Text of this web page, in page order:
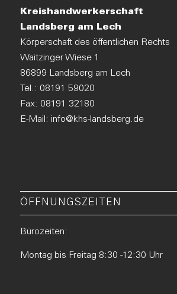
Kreishandwerkerschaft
Landsberg am Lech
Körperschaft des öffentlichen Rechts
Waitzinger Wiese 1
86899 Landsberg am Lech
Tel.: 08191 59020
Fax: 08191 32180
E-Mail: info@khs-landsberg.de
ÖFFNUNGSZEITEN
Bürozeiten:
Montag bis Freitag 8:30 -12:30 Uhr